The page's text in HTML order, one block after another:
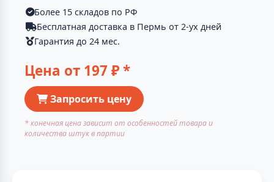
Более 15 складов по РФ
Бесплатная доставка в Пермь от 2-ух дней
Гарантия до 24 мес.
Цена от 197 ₽ *
Запросить цену
* конечная цена зависит от особенностей товара и
количества штук в партии